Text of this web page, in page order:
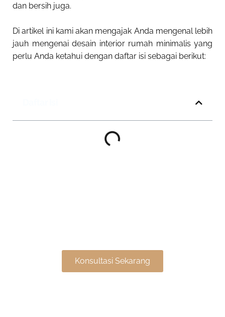
dan bersih juga.
Di artikel ini kami akan mengajak Anda mengenal lebih
jauh mengenai desain interior rumah minimalis yang
perlu Anda ketahui dengan daftar isi sebagai berikut:
Konsultasi Sekarang